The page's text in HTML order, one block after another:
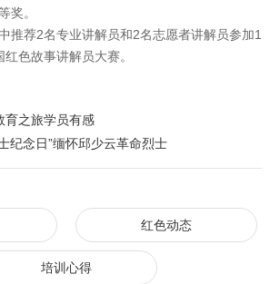
奖。
推荐2名专业讲解员和2名志愿者讲解员参加1
色故事讲解员大赛。
育之旅学员有感
纪念日”缅怀邱少云革命烈士
红色动态
培训心得